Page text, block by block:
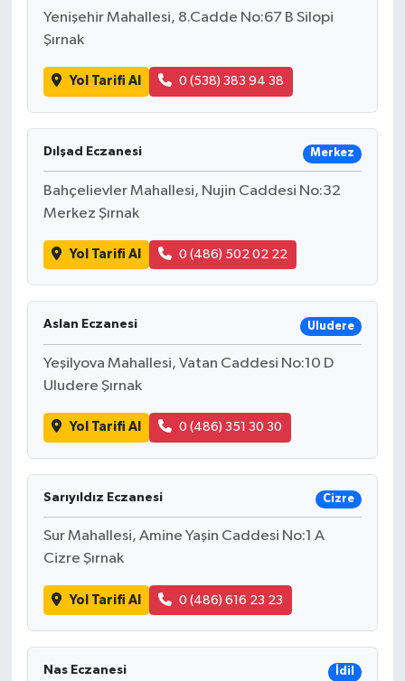
Yenişehir Mahallesi, 8.Cadde No:67 B Silopi
Şırnak
Yol Tarifi Al 0 (538) 383 94 38
Dılşad Eczanesi Merkez
Bahçelievler Mahallesi, Nujin Caddesi No:32
Merkez Şırnak
Yol Tarifi Al 0 (486) 502 02 22
Aslan Eczanesi Uludere
Yeşilyova Mahallesi, Vatan Caddesi No:10 D
Uludere Şırnak
Yol Tarifi Al 0 (486) 351 30 30
Sarıyıldız Eczanesi Cizre
Sur Mahallesi, Amine Yaşin Caddesi No:1 A
Cizre Şırnak
Yol Tarifi Al 0 (486) 616 23 23
Nas Eczanesi İdil